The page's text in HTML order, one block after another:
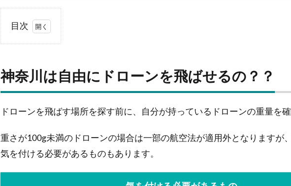
目次
ドロー
の？？
神
奈
で
神奈川は自由にドローンを飛ばせるの？？
ドローンを飛ばす場所を探す前に、自分が持っているドローンの重量を確
重さが100g未満のドローンの場合は一部の航空法が適用外となりますが
気を付ける必要があるものもあります。